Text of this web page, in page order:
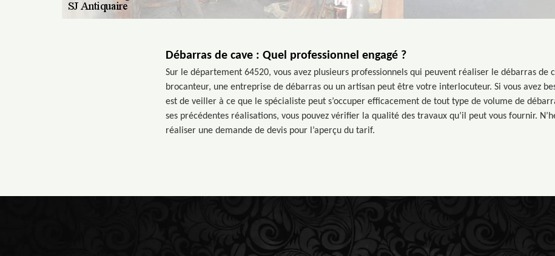
Débarras de cave : Quel professionnel engagé ?
Sur le département 64520, vous avez plusieurs professionnels qui peuvent réaliser le débarras de
brocanteur, une entreprise de débarras ou un artisan peut être votre interlocuteur. Si vous avez
est de veiller à ce que le spécialiste peut s’occuper efficacement de tout type de volume de
ses précédentes réalisations, vous pouvez vérifier la qualité des travaux qu’il peut vous fournir.
réaliser une demande de devis pour l’aperçu du tarif.